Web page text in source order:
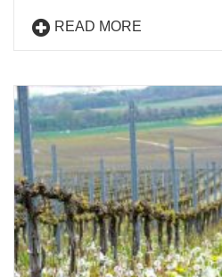
READ MORE